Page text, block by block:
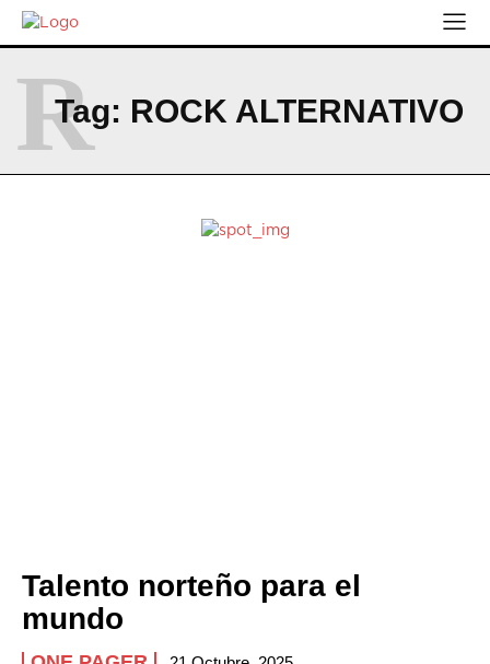
Tag: ROCK ALTERNATIVO
R
Talento norteño para el
mundo